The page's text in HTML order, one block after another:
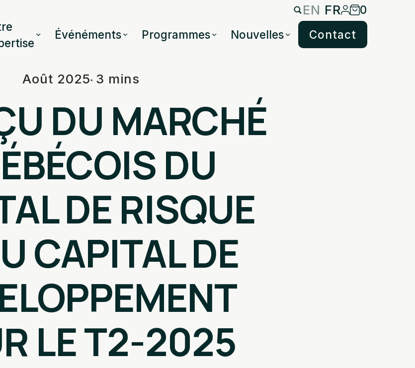
EN FR
0
Événéments Programmes Nouvelles Contact
Août 2025 3 mins
DU MARCHÉ
DU
DE RISQUE
CAPITAL DE
LE T2-2025